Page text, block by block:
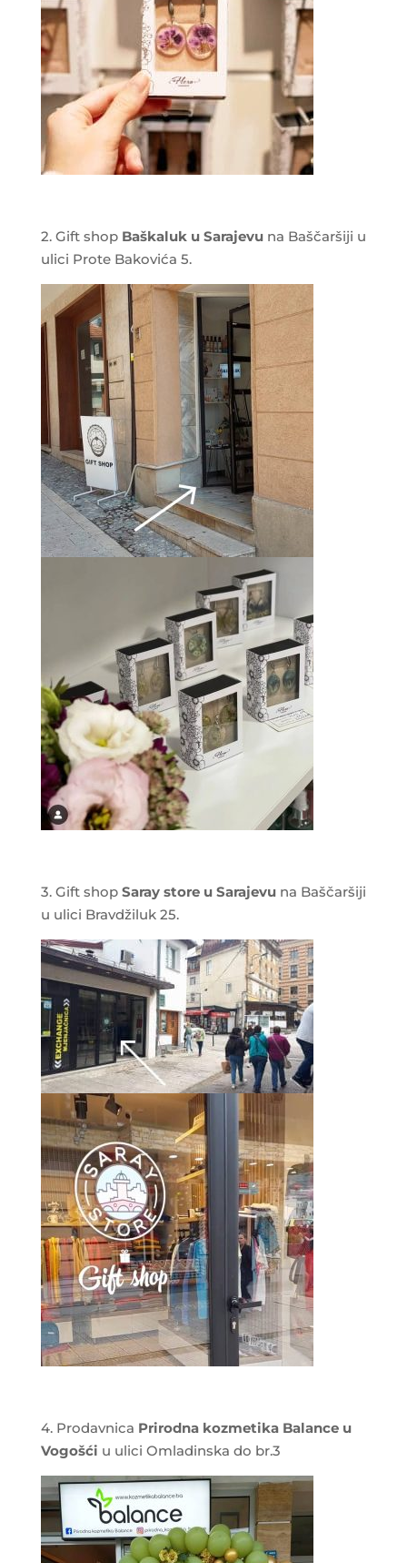
2. Gift shopBaškaluk u Sarajevu na Baščaršiji u
ulici Prote Bakovića 5.
3. Gift shop Saray store u Sarajevuna Baščaršiji
u ulici Bravdžiluk 25.
4. Prodavnica Prirodna kozmetika Balance u
Vogošći u ulici Omladinska do br.3